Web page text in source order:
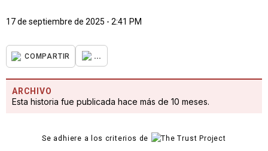
17 de septiembre de 2025 - 2:41 PM
COMPARTIR ...
ARCHIVO
Esta historia fue publicada hace más de 10 meses.
Se adhiere a los criterios de